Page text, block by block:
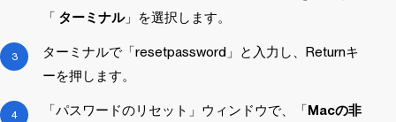
「 ターミナル」を選択します。
ターミナルで「resetpassword 」と入力し、Returnキ
ーを押します。
「パスワードのリセット」ウィンドウで、「Macの非